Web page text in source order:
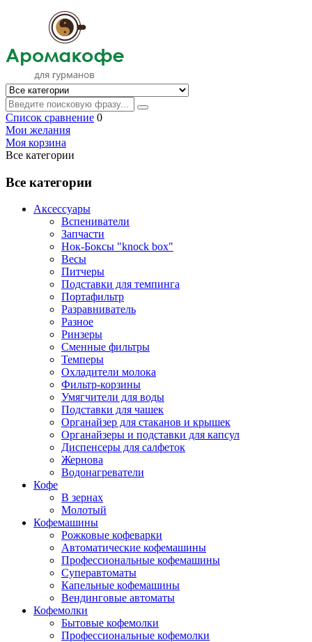
Список сравнение 0
Мои желания
Моя корзина
Все категории
Все категории
Аксессуары
Вспениватели
Запчасти
Нок-Боксы "knock box"
Весы
Питчеры
Подставки для темпинга
Портафильтр
Разравниватель
Разное
Ринзеры
Сменные фильтры
Темперы
Охладители молока
Фильтр-корзины
Умягчители для воды
Подставки для чашек
Органайзер для стаканов и крышек
Органайзеры и подставки для капсул
Диспенсеры для салфеток
Жернова
Водонагреватели
Кофе
В зернах
Молотый
Кофемашины
Рожковые кофеварки
Автоматические кофемашины
Профессиональные кофемашины
Суперавтоматы
Капельные кофемашины
Вендинговые автоматы
Кофемолки
Бытовые кофемолки
Профессиональные кофемолки